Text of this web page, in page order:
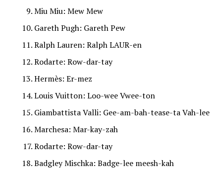
Miu Miu: Mew Mew
Gareth Pugh: Gareth Pew
Ralph Lauren: Ralph LAUR-en
Rodarte: Row-dar-tay
Hermès: Er-mez
Louis Vuitton: Loo-wee Vwee-ton
Giambattista Valli: Gee-am-bah-tease-ta Vah-lee
Marchesa: Mar-kay-zah
Rodarte: Row-dar-tay
Badgley Mischka: Badge-lee meesh-kah